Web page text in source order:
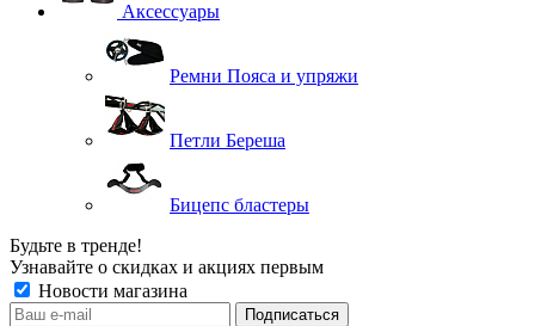
Аксессуары
Ремни Пояса и упряжи
Петли Береша
Бицепс бластеры
Будьте в тренде!
Узнавайте о скидках и акциях первым
Новости магазина